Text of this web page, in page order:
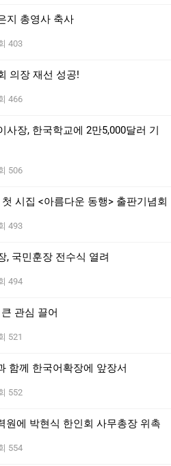
지 총영사 축사
403
의장 재선 성공!
466
사장, 한국학교에 2만5,000달러 기
506
시집 <아름다운 동행> 출판기념회
493
, 국민훈장 전수식 열려
494
관심 끌어
521
함께 한국어확장에 앞장서
552
원에 박현식 한인회 사무총장 위촉
554